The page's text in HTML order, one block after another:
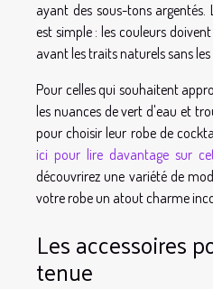
ayant des sous-tons
est simple : les couleurs
avant les traits naturels sans les
Pour celles qui souhaitent
les nuances de vert d'eau et
pour choisir leur robe de
ici pour lire davantage sur
découvrirez une variété de
votre robe un atout charme
Les accessoires
tenue